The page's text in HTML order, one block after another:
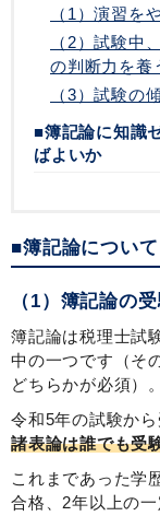
（1）演習を
（2）試験中
の判断力を養
（3）試験の
■簿記論に知識
ばよいか
■簿記論について
（1）簿記論の
簿記論は税理士試
中の一つです（そ
どちらかが必須）。
令和5年の試験から
諸表論は誰でも受
これまであった学
合格、2年以上の